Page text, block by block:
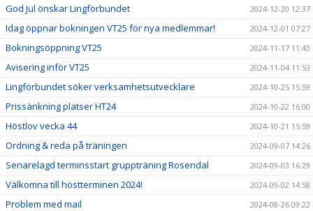
God Jul önskar Lingförbundet 2024-12-20 12:37
Idag öppnar bokningen VT25 för nya medlemmar! 2024-12-01 07:27
Bokningsöppning VT25 2024-11-17 11:43
Avisering inför VT25 2024-11-04 11:53
Lingförbundet söker verksamhetsutvecklare 2024-10-25 15:59
Prissänkning platser HT24 2024-10-22 16:00
Höstlov vecka 44 2024-10-21 15:59
Ordning & reda på träningen 2024-09-07 14:26
Senarelagd terminsstart gruppträning Rosendal 2024-09-03 16:29
Välkomna till höstterminen 2024! 2024-09-02 14:58
Problem med mail 2024-08-26 09:22